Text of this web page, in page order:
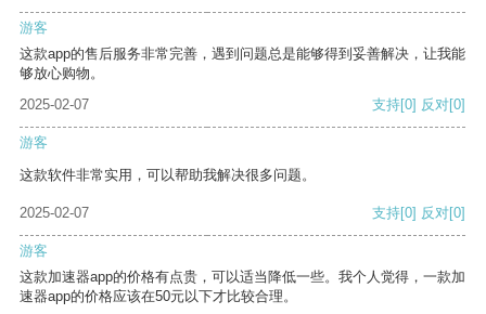
游客
这款app的售后服务非常完善，遇到问题总是能够得到妥善解决，让我能
够放心购物。
2025-02-07
支持[0] 反对[0]
游客
这款软件非常实用，可以帮助我解决很多问题。
2025-02-07 支持[0] 反对[0]
游客
这款加速器app的价格有点贵，可以适当降低一些。我个人觉得，一款加
速器app的价格应该在50元以下才比较合理。